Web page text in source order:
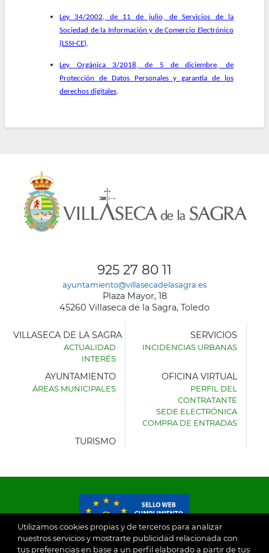
Ley 34/2002, de 11 de julio, de Servicios de la
Sociedad de la Información y de Comercio Electrónico
(LSSI-CE).
Ley Orgánica 3/2018, de 5 de diciembre, de
Protección de Datos Personales y garantía de los
derechos digitales.
Utilizamos cookies propias y de terceros para analizar
nuestros servicios y mostrarte publicidad relacionada con
tus preferencias en base a un perfil elaborado a partir de tus
925 27 80 11
ayuntamiento@villasecadelasagra.es
Plaza Mayor, 18
45260 Villaseca de la Sagra, Toledo
AYUNTAMIENTO
VILLASECA DE LA SAGRA
ACTUALIDAD
INTERÉS
SERVICIOS
INCIDENCIAS URBANAS
AYUNTAMIENTO
ÁREAS MUNICIPALES
OFICINA VIRTUAL
PERFIL DEL
CONTRATANTE
SEDE ELECTRÓNICA
COMPRA DE ENTRADAS
TURISMO